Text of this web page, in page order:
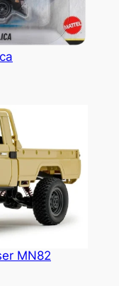
MN82